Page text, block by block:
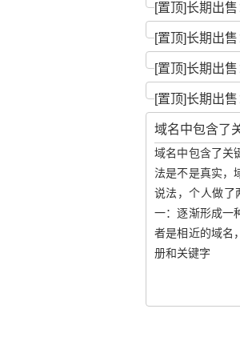
[置顶]长期出
[置顶]长期出
[置顶]长期出
[置顶]长期出
域名中包含了
域名中包含了关
法是不是真实，
说法，个人做了
一：逐渐形成一
者是相近的域名
册和关键字